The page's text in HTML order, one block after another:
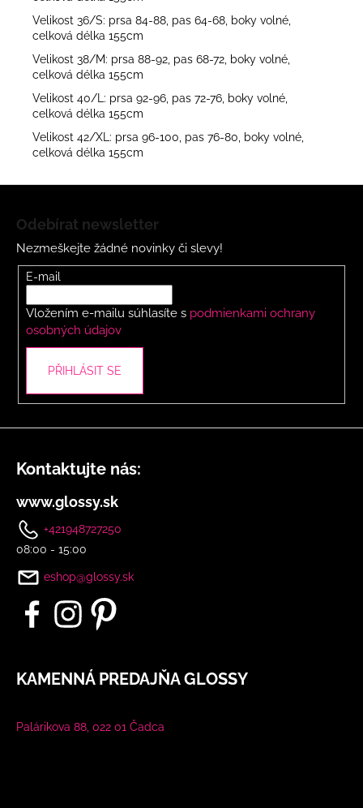
Velikost 36/S: prsa 84-88, pas 64-68, boky volné,
celková délka 155cm
Velikost 38/M: prsa 88-92, pas 68-72, boky volné,
celková délka 155cm
Velikost 40/L: prsa 92-96, pas 72-76, boky volné,
celková délka 155cm
Velikost 42/XL: prsa 96-100, pas 76-80, boky volné,
celková délka 155cm
Odebírat newsletter
Nezmeškejte žádné novinky či slevy!
E-mail
Vložením e-mailu súhlasíte s podmienkami ochrany
osobných údajov
PŘIHLÁSIT SE
Kontaktujte nás:
www.glossy.sk
+421948727250
08:00 - 15:00
eshop@glossy.sk
KAMENNÁ PREDAJŇA GLOSSY
Palárikova 88, 022 01 Čadca